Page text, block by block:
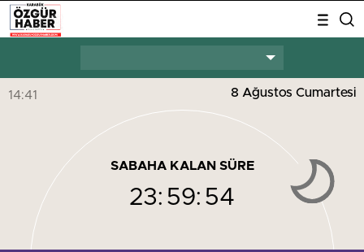
14:41
SABAHA KALAN SÜRE
23: 59: 54
8 Ağustos Cumartesi